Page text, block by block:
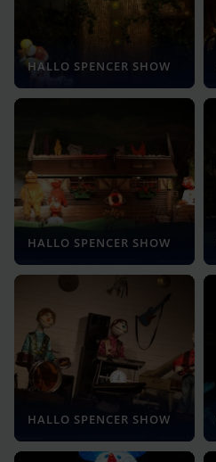
HALLO SPENCER SHOW
HALLO SPENCER SHOW
HALLO SPENCER SHOW